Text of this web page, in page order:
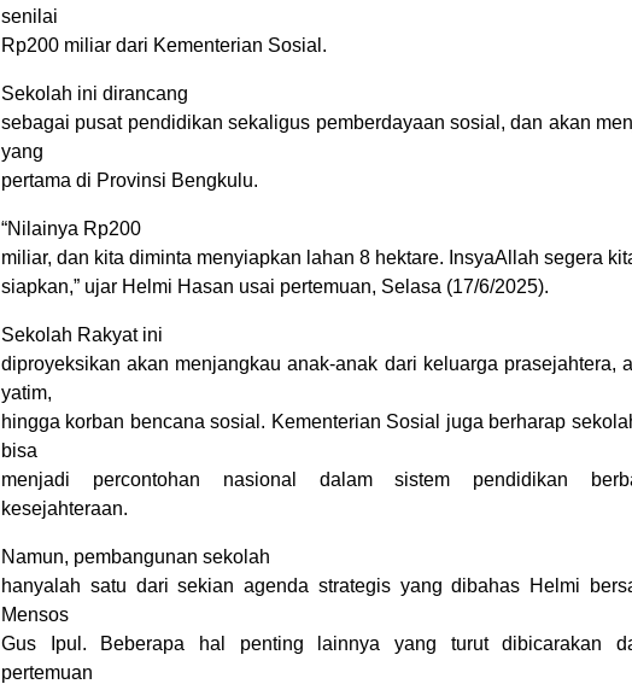
senilai
Rp200 miliar dari Kementerian Sosial.
Sekolah ini dirancang
sebagai pusat pendidikan sekaligus pemberdayaan sosial, dan akan
yang
pertama di Provinsi Bengkulu.
“Nilainya Rp200
miliar, dan kita diminta menyiapkan lahan 8 hektare. InsyaAllah segera
siapkan,” ujar Helmi Hasan usai pertemuan, Selasa (17/6/2025).
Sekolah Rakyat ini
diproyeksikan akan menjangkau anak-anak dari keluarga prasejahtera,
yatim,
hingga korban bencana sosial. Kementerian Sosial juga berharap
bisa
menjadi percontohan nasional dalam sistem pendidikan
kesejahteraan.
Namun, pembangunan sekolah
hanyalah satu dari sekian agenda strategis yang dibahas Helmi
Mensos
Gus Ipul. Beberapa hal penting lainnya yang turut dibicarakan
pertemuan